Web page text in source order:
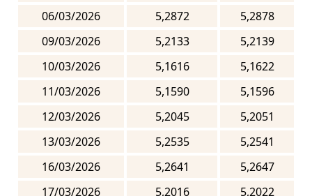
06/03/2026
5,2872
5,2878
09/03/2026
5,2133
5,2139
10/03/2026
5,1616
5,1622
11/03/2026
5,1590
5,1596
12/03/2026
5,2045
5,2051
13/03/2026
5,2535
5,2541
16/03/2026
5,2641
5,2647
17/03/2026
5,2016
5,2022